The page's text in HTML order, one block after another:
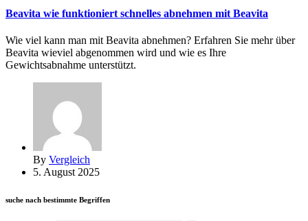
Beavita wie funktioniert schnelles abnehmen mit Beavita
Wie viel kann man mit Beavita abnehmen? Erfahren Sie mehr über
Beavita wieviel abgenommen wird und wie es Ihre
Gewichtsabnahme unterstützt.
By Vergleich
5. August 2025
suche nach bestimmte Begriffen